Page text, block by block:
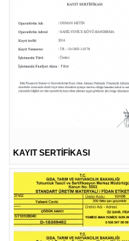
KAYIT SERTİFİKASI